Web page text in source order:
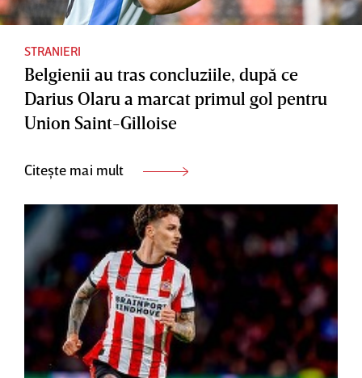
STRANIERI
Belgienii au tras concluziile, după ce
Darius Olaru a marcat primul gol pentru
Union Saint-Gilloise
Citește mai mult